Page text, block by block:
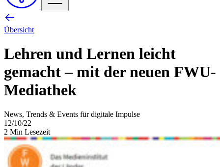
Übersicht
Lehren und Lernen leicht
gemacht – mit der neuen FWU-
Mediathek
News, Trends & Events für digitale Impulse
12/10/22
2 Min Lesezeit